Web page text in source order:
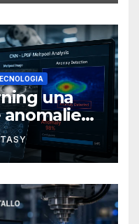
una
anomalie